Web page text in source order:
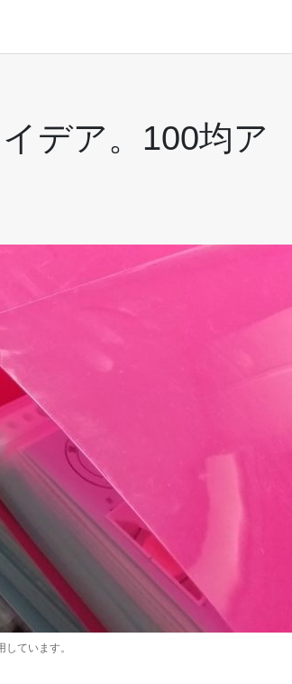
デア。100均ア
ています。